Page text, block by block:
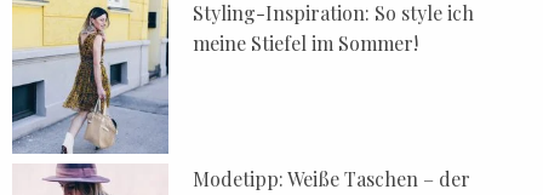
Styling-Inspiration: So style ich
meine Stiefel im Sommer!
Modetipp: Weiße Taschen – der